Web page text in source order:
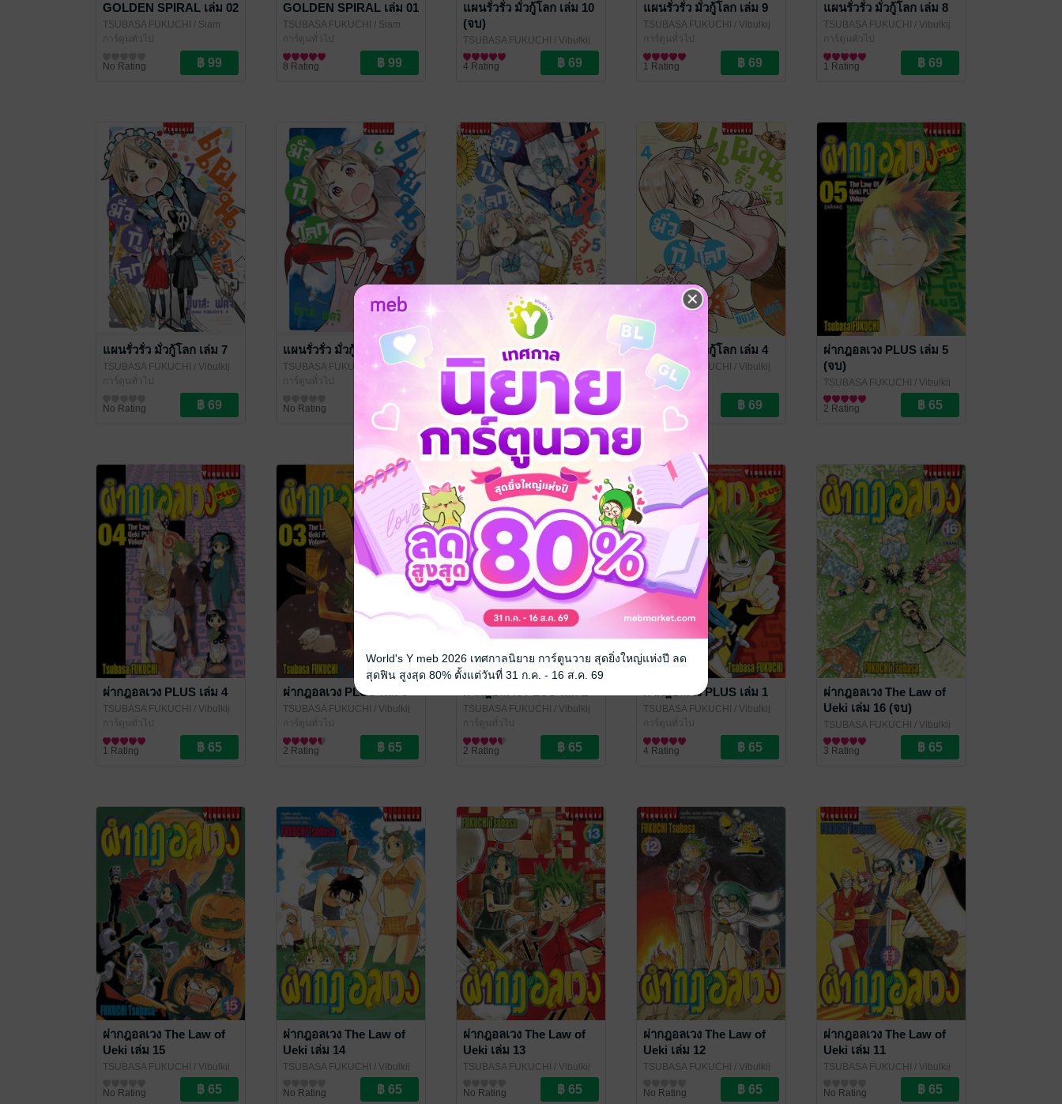
GOLDEN SPIRAL เล่ม 02
TSUBASA FUKUCHI
/ Siam
Inter Comics
การ์ตูนทั่วไป
No Rating
GOLDEN SPIRAL เล่ม 01
TSUBASA FUKUCHI
/ Siam
Inter Comics
การ์ตูนทั่วไป
8 Rating
แผนรั่วรั่ว มั่วกู้โลก เล่ม 10
(จบ)
TSUBASA FUKUCHI
/ Vibulkij
Publishing
การ์ตูนทั่วไป
4 Rating
แผนรั่วรั่ว มั่วกู้โลก เล่ม 9
TSUBASA FUKUCHI
/ Vibulkij
Publishing
การ์ตูนทั่วไป
1 Rating
แผนรั่วรั่ว มั่วกู้โลก เล่ม 8
TSUBASA FUKUCHI
/ Vibulkij
Publishing
การ์ตูนทั่วไป
1 Rating
แผนรั่วรั่ว มั่วกู้โลก เล่ม 7
TSUBASA FUKUCHI
/ Vibulkij
Publishing
การ์ตูนทั่วไป
No Rating
แผนรั่วรั่ว มั่วกู้โลก เล่ม 6
TSUBASA FUKUCHI
/ Vibulkij
Publishing
การ์ตูนทั่วไป
No Rating
แผนรั่วรั่ว มั่วกู้โลก เล่ม 5
TSUBASA FUKUCHI
Publishing
การ์ตูนทั่วไป
No Rating
แผนรั่วรั่ว มั่วกู้โลก เล่ม 4
TSUBASA FUKUCHI
/ Vibulkij
Publishing
การ์ตูนทั่วไป
2 Rating
ผ่ากฎอลเวง PLUS เล่ม 5
(จบ)
TSUBASA FUKUCHI
/ Vibulkij
Publishing
การ์ตูนทั่วไป
2 Rating
ผ่ากฎอลเวง PLUS เล่ม 4
TSUBASA FUKUCHI
/ Vibulkij
Publishing
การ์ตูนทั่วไป
1 Rating
ผ่ากฎอลเวง PLUS เล่ม 3
TSUBASA FUKUCHI
/ Vibulkij
Publishing
การ์ตูนทั่วไป
2 Rating
TSUBASA FUKUCHI
/ Vibulkij
Publishing
การ์ตูนทั่วไป
2 Rating
ผ่ากฎอลเวง PLUS เล่ม 1
TSUBASA FUKUCHI
/ Vibulkij
Publishing
การ์ตูนทั่วไป
4 Rating
ผ่ากฎอลเวง The Law of
Ueki เล่ม 16 (จบ)
TSUBASA FUKUCHI
/ Vibulkij
Publishing
การ์ตูนทั่วไป
3 Rating
ผ่ากฎอลเวง The Law of
Ueki เล่ม 15
TSUBASA FUKUCHI
/ Vibulkij
No Rating
ผ่ากฎอลเวง The Law of
Ueki เล่ม 14
TSUBASA FUKUCHI
/ Vibulkij
No Rating
ผ่ากฎอลเวง The Law of
Ueki เล่ม 13
TSUBASA FUKUCHI
/ Vibulkij
No Rating
ผ่ากฎอลเวง The Law of
Ueki เล่ม 12
TSUBASA FUKUCHI
/ Vibulkij
No Rating
ผ่ากฎอลเวง The Law of
Ueki เล่ม 11
TSUBASA FUKUCHI
/ Vibulkij
No Rating
World's Y meb 2026 เทศกาลนิยาย การ์ตูนวาย สุดยิ่งใหญ่แห่งปี ลด
สุดฟิน สูงสุด 80% ตั้งแต่วันที่ 31 ก.ค. - 16 ส.ค. 69